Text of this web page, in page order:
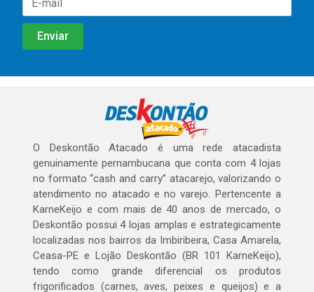
O Deskontão Atacado é uma rede atacadista
genuinamente pernambucana que conta com 4 lojas
no formato “cash and carry” atacarejo, valorizando o
atendimento no atacado e no varejo. Pertencente a
KarneKeijo e com mais de 40 anos de mercado, o
Deskontão possui 4 lojas amplas e estrategicamente
localizadas nos bairros da Imbiribeira, Casa Amarela,
Ceasa-PE e Lojão Deskontão (BR 101 KarneKeijo),
tendo como grande diferencial os produtos
frigorificados (carnes, aves, peixes e queijos) e a